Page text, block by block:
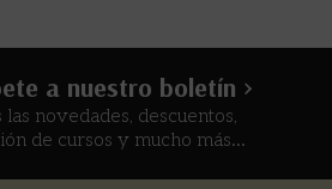
a nuestro boletín >
las novedades, descuentos,
de cursos y mucho más...